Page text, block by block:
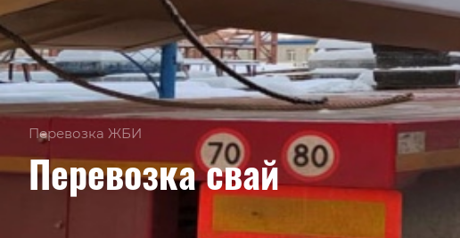
Перевозка ЖБИ
Перевозка свай